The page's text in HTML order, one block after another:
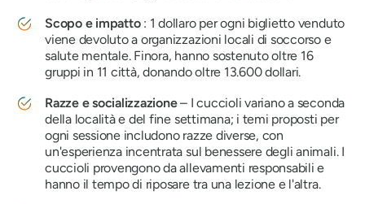
Scopo e impatto: 1 dollaro per ogni biglietto venduto
viene devoluto a organizzazioni locali di soccorso e
salute mentale. Finora, hanno sostenuto oltre 16
gruppi in 11 città, donando oltre 13.600 dollari.
Razze e socializzazione– I cuccioli variano a seconda
della località e del fine settimana; i temi proposti per
ogni sessione includono razze diverse, con
un'esperienza incentrata sul benessere degli animali. I
cuccioli provengono da allevamenti responsabili e
hanno il tempo di riposare tra una lezione e l'altra.